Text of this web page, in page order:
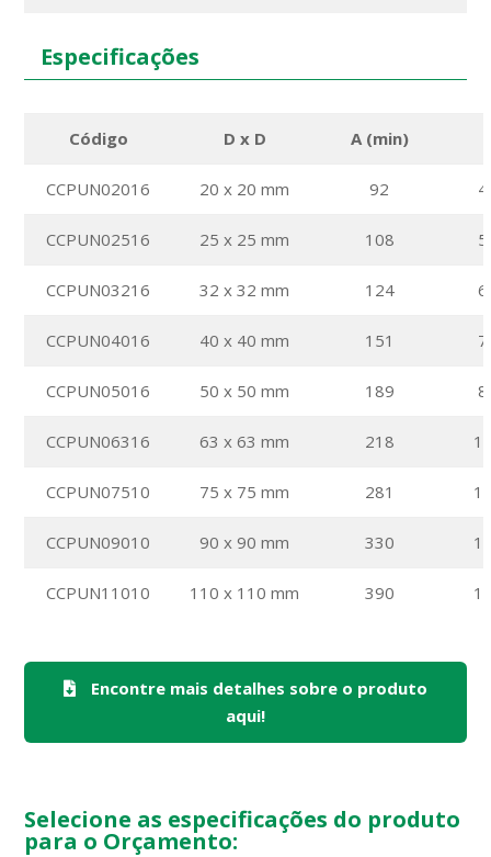
Especificações
Código D x D A (min)
CCPUN02016 20 x 20 mm 92
CCPUN02516 25 x 25 mm 108
CCPUN03216 32 x 32 mm 124
CCPUN04016 40 x 40 mm 151
CCPUN05016 50 x 50 mm 189
CCPUN06316 63 x 63 mm 218
CCPUN07510 75 x 75 mm 281
CCPUN09010 90 x 90 mm 330
CCPUN11010 110 x 110 mm 390
Encontre mais detalhes sobre o produto
aqui!
Selecione as especificações do produto
para o Orçamento: